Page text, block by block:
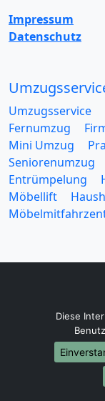
Impressum
Datenschutz
Umzugsservice
Fernumzug
Mini Umzug
Seniorenumzug
Entrümpelung
Möbellift
Umzug von
Umzug von
Umzug von
Umzug von
Diese